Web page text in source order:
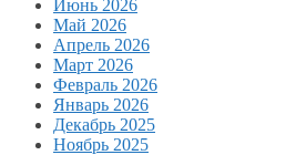
Июнь 2026
Май 2026
Апрель 2026
Март 2026
Февраль 2026
Январь 2026
Декабрь 2025
Ноябрь 2025